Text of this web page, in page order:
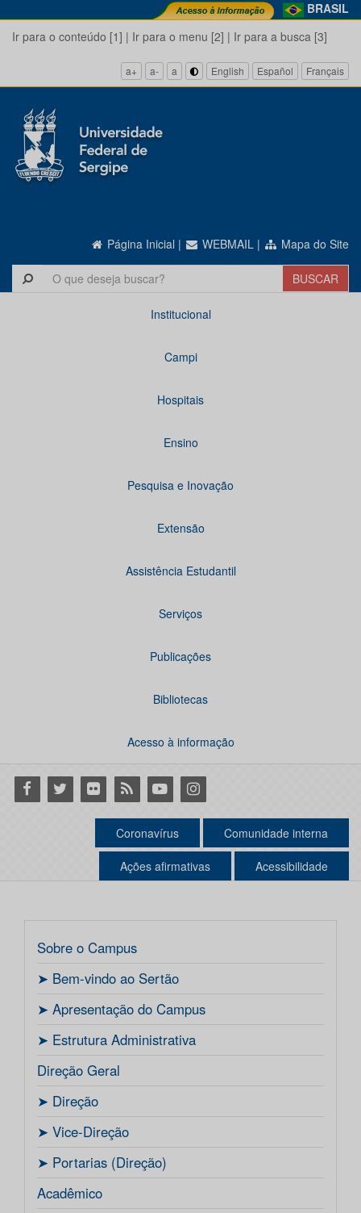
BRASIL
Ir para o conteúdo [1] | Ir para o menu [2] | Ir para a busca [3]
a+ a- a English Español Français
Página Inicial | WEBMAIL | Mapa do Site
Institucional
Campi
Hospitais
Ensino
Pesquisa e Inovação
Extensão
Assistência Estudantil
Serviços
Publicações
Bibliotecas
Acesso à informação
Facebook
Twitter Flickr RSS YoutubeInstagram
Coronavírus Comunidade interna
Ações afirmativas Acessibilidade
Sobre o Campus
ㅤ➤ Bem-vindo ao Sertão
ㅤ➤ Apresentação do Campus
ㅤ➤ Estrutura Administrativa
Direção Geral
ㅤ➤ Direção
ㅤ➤ Vice-Direção
ㅤ➤ Portarias (Direção)
Acadêmico